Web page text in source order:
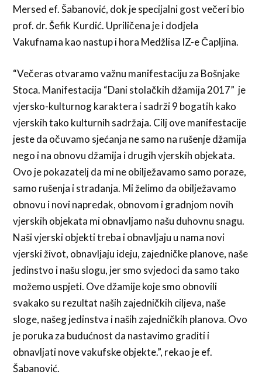
Mersed ef. Šabanović, dok je specijalni gost večeri bio
prof. dr. Šefik Kurdić. Upriličena je i dodjela
Vakufnama kao nastup i hora Medžlisa IZ-e Čapljina.
“Večeras otvaramo važnu manifestaciju za Bošnjake
Stoca. Manifestacija “Dani stolačkih džamija 2017” je
vjersko-kulturnog karaktera i sadrži 9 bogatih kako
vjerskih tako kulturnih sadržaja. Cilj ove manifestacije
jeste da očuvamo sjećanja ne samo na rušenje džamija
nego i na obnovu džamija i drugih vjerskih objekata.
Ovo je pokazatelj da mi ne obilježavamo samo poraze,
samo rušenja i stradanja. Mi želimo da obilježavamo
obnovu i novi napredak, obnovom i gradnjom novih
vjerskih objekata mi obnavljamo našu duhovnu snagu.
Naši vjerski objekti treba i obnavljaju u nama novi
vjerski život, obnavljaju ideju, zajedničke planove, naše
jedinstvo i našu slogu, jer smo svjedoci da samo tako
možemo uspjeti. Ove džamije koje smo obnovili
svakako su rezultat naših zajedničkih ciljeva, naše
sloge, našeg jedinstva i naših zajedničkih planova. Ovo
je poruka za budućnost da nastavimo graditi i
obnavljati nove vakufske objekte.”, rekao je ef.
Šabanović.